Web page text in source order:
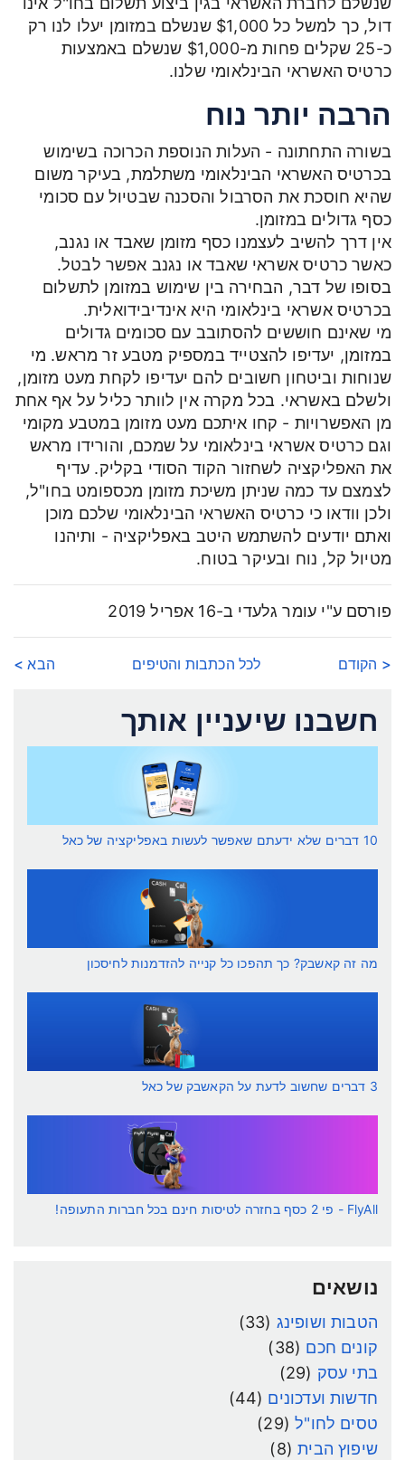
דול, כך למשל כל $1,000 שנשלם במזומן יעלו לנו רק
כ-25 שקלים פחות מ-$1,000 שנשלם באמצעות
כרטיס האשראי הבינלאומי שלנו.
הרבה יותר נוח
בשורה התחתונה - העלות הנוספת הכרוכה בשימוש
בכרטיס האשראי הבינלאומי משתלמת, בעיקר משום
שהיא חוסכת את הסרבול והסכנה שבטיול עם סכומי
כסף גדולים במזומן.
אין דרך להשיב לעצמנו כסף מזומן שאבד או נגנב,
כאשר כרטיס אשראי שאבד או נגנב אפשר לבטל.
בסופו של דבר, הבחירה בין שימוש במזומן לתשלום
בכרטיס אשראי בינלאומי היא אינדיבידואלית.
מי שאינם חוששים להסתובב עם סכומים גדולים
במזומן, יעדיפו להצטייד במספיק מטבע זר מראש. מי
שנוחות וביטחון חשובים להם יעדיפו לקחת מעט מזומן,
ולשלם באשראי. בכל מקרה אין לוותר כליל על אף אחת
מן האפשרויות - קחו איתכם מעט מזומן במטבע מקומי
וגם כרטיס אשראי בינלאומי על שמכם, והורידו מראש
את האפליקציה לשחזור הקוד הסודי בקליק. עדיף
לצמצם עד כמה שניתן משיכת מזומן מכספומט בחו"ל,
ולכן וודאו כי כרטיס האשראי הבינלאומי שלכם מוכן
ואתם יודעים להשתמש היטב באפליקציה - ותיהנו
מטיול קל, נוח ובעיקר בטוח.
פורסם ע"י עומר גלעדי ב-16 אפריל 2019
< הקודם לכל הכתבות והטיפים הבא >
חשבנו שיעניין אותך
10 דברים שלא ידעתם שאפשר לעשות באפליקציה של כאל
מה זה קאשבק? כך תהפכו כל קנייה להזדמנות לחיסכון
3 דברים שחשוב לדעת על הקאשבק של כאל
FlyAll - פי 2 כסף בחזרה לטיסות חינם בכל חברות התעופה!
נושאים
הטבות ושופינג (33)
קונים חכם (38)
בתי עסק (29)
חדשות ועדכונים (44)
טסים לחו"ל(29)
שיפוץ הבית(8)